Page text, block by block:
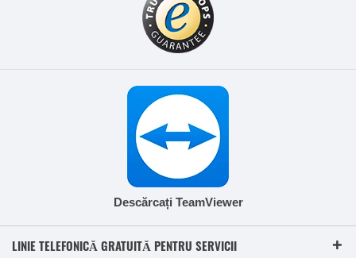
Descărcați TeamViewer
LINIE TELEFONICĂ GRATUITĂ PENTRU SERVICII